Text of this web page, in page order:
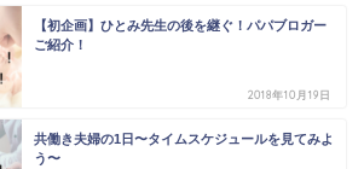
【初企画】ひとみ先生の後を継ぐ！パパブロガー
ご紹介！
2018年10月19日
共働き夫婦の1日〜タイムスケジュールを見てみよ
う〜